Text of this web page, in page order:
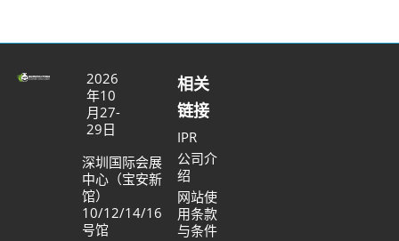
2026
年10
月27-
29日
深圳国际会展
中心（宝安新
馆）
10/12/14/16
号馆
相关
链接
IPR
公司介
绍
网站使
用条款
与条件